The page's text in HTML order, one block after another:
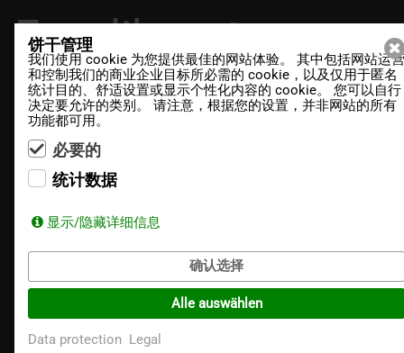
Excalibur+
造型室安全措施
ClayRecycler
饼干管理
我们使用 cookie 为您提供最佳的网站体验。 其中包括网站运营
和控制我们的商业企业目标所必需的 cookie，以及仅用于匿名
统计目的、舒适设置或显示个性化内容的 cookie。 您可以自行
决定要允许的类别。 请注意，根据您的设置，并非网站的所有
功能都可用。
必要的
统计数据
显示/隐藏详细信息
确认选择
Alle auswählen
Data protection Legal